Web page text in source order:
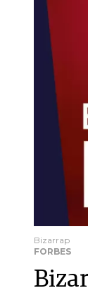
Bizarrap
FORBES